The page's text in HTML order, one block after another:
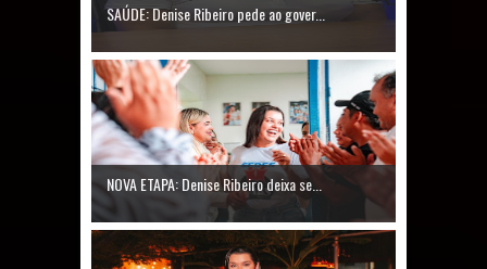
SAÚDE: Denise Ribeiro pede ao gover...
NOVA ETAPA: Denise Ribeiro deixa se...